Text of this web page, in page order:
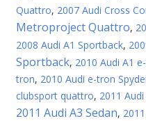
Quattro, 2007 Audi Cross
Metroproject Quattro,
2008 Audi A1 Sportback,
Sportback, 2010 Audi A1
tron, 2010 Audi e-tron
clubsport quattro, 2011
2011 Audi A3 Sedan,